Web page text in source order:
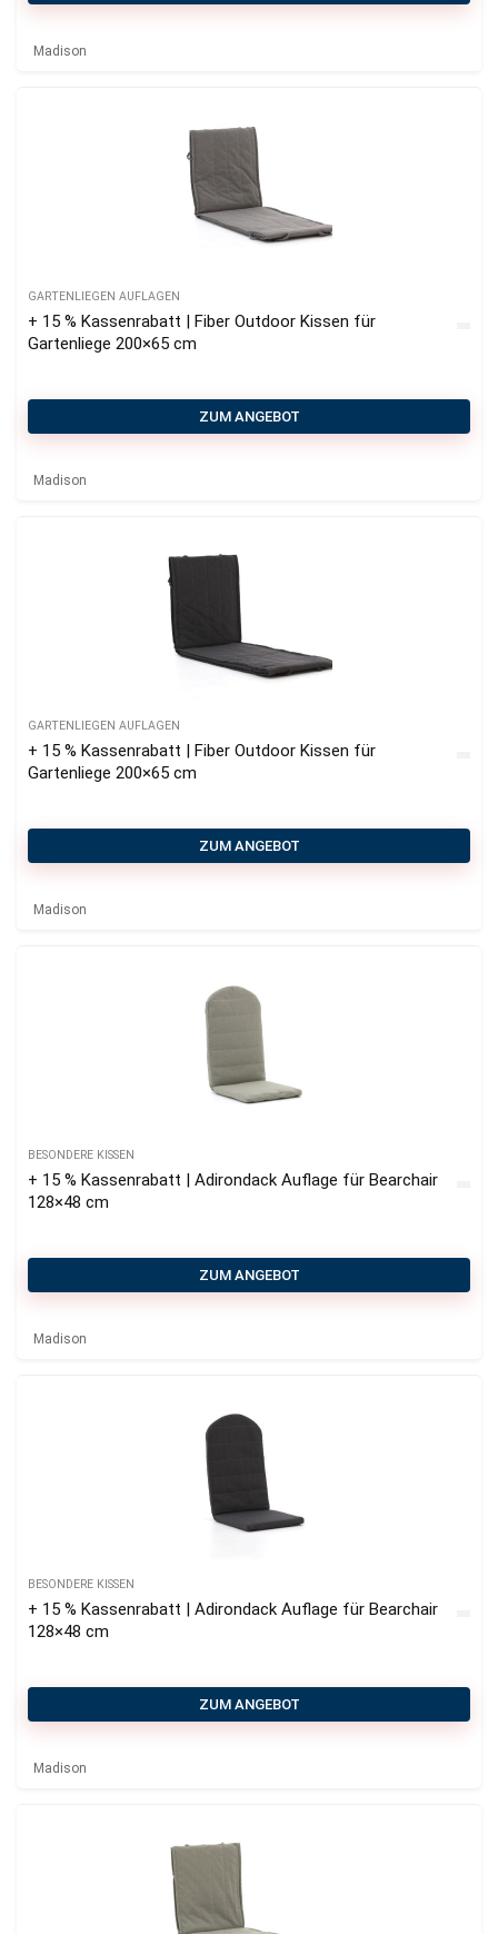
Madison
GARTENLIEGEN AUFLAGEN
+ 15 % Kassenrabatt | Fiber Outdoor Kissen für
Gartenliege 200×65 cm
ZUM ANGEBOT
Madison
GARTENLIEGEN AUFLAGEN
+ 15 % Kassenrabatt | Fiber Outdoor Kissen für
Gartenliege 200×65 cm
ZUM ANGEBOT
Madison
BESONDERE KISSEN
+ 15 % Kassenrabatt | Adirondack Auflage für Bearchair
128×48 cm
ZUM ANGEBOT
Madison
BESONDERE KISSEN
+ 15 % Kassenrabatt | Adirondack Auflage für Bearchair
128×48 cm
ZUM ANGEBOT
Madison